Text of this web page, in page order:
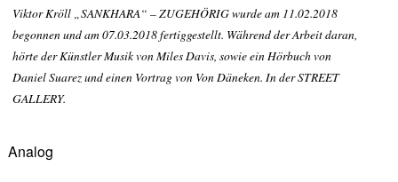
Viktor Kröll „SANKHARA“ – ZUGEHÖRIG wurde am 11.02.2018
begonnen und am 07.03.2018 fertiggestellt. Während der Arbeit daran,
hörte der Künstler Musik von Miles Davis, sowie ein Hörbuch von
Daniel Suarez und einen Vortrag von Von Däneken. In der STREET
GALLERY.
Analog